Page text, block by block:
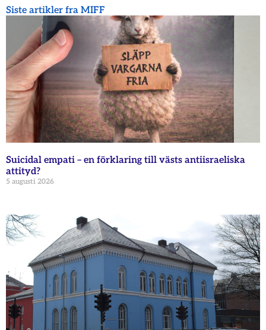
Siste artikler fra MIFF
Suicidal empati – en förklaring till västs antiisraeliska
attityd?
5 augusti 2026